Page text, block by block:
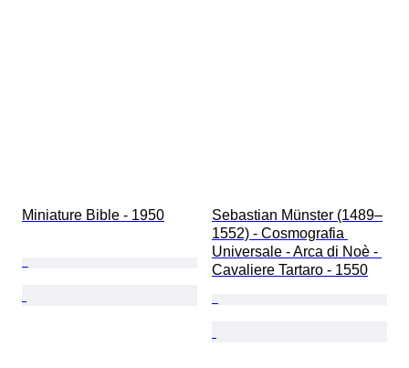
Miniature Bible - 1950
Sebastian Münster (1489–
1552) - Cosmografia
Universale - Arca di Noè -
Cavaliere Tartaro - 1550